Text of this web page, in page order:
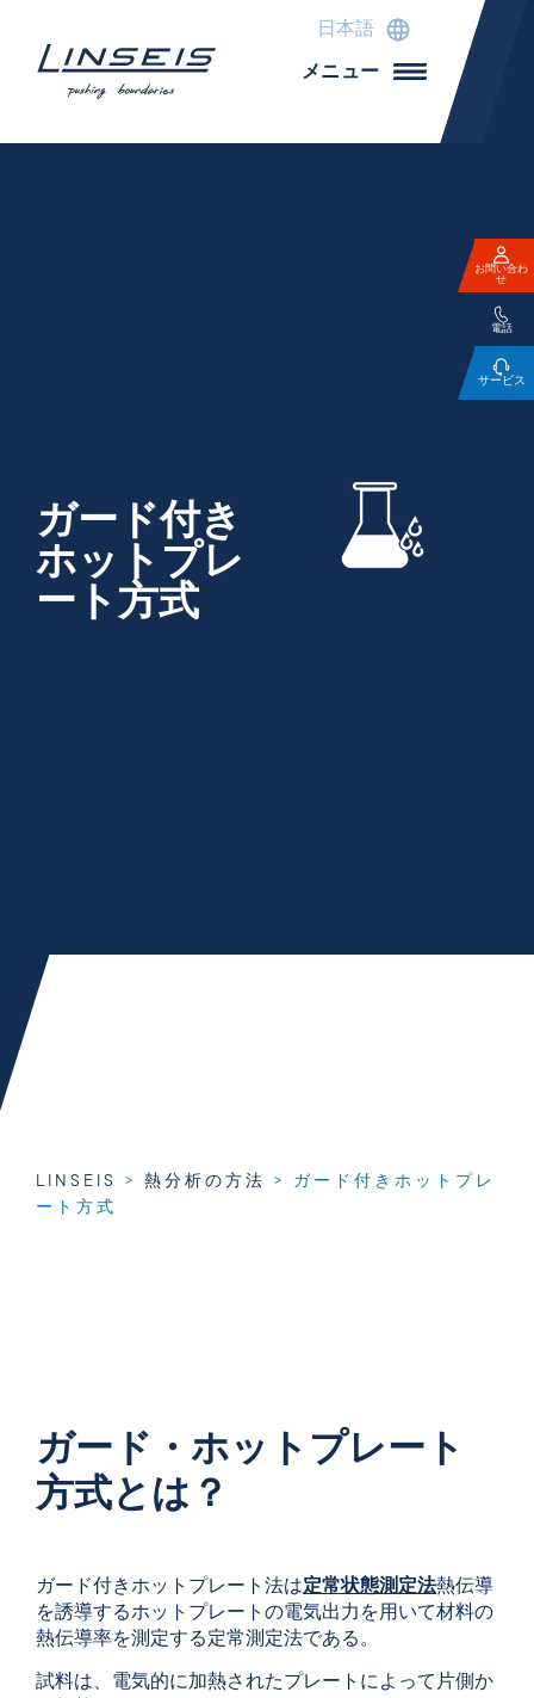
日本語
メニュー
ガード付き
ホットプレ
ート方式
LINSEIS > 熱分析の方法 > ガード付きホットプレ
ート方式
ガード・ホットプレート
方式とは？
ガード付きホットプレート法は定常状態測定法熱伝導
を誘導するホットプレートの電気出力を用いて材料の
熱伝導率を測定する定常測定法である。
試料は、電気的に加熱されたプレートによって片側か
お問い合わ
せ
電話
サービス